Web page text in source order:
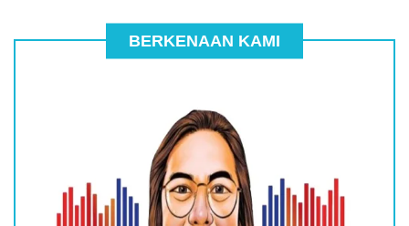
BERKENAAN KAMI